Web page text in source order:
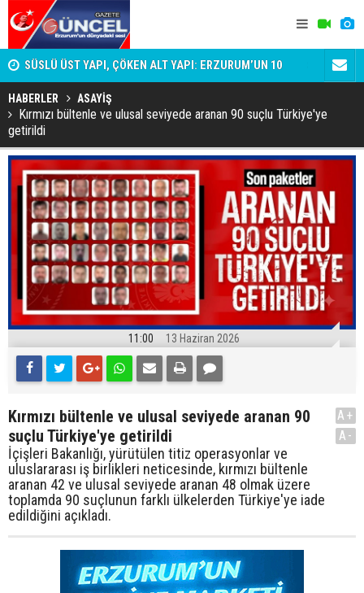
SÜSLÜ ÜST YAPI, ÇÖKEN ALT YAPI: ERZURUM’UN 10
DAKİKALIK GERÇEĞİ
Şehit
HABERLER ASAYİŞ
Kırmızı bültenle ve ulusal seviyede aranan 90 suçlu Türkiye'ye
getirildi
11:00 13 Haziran 2026
Kırmızı bültenle ve ulusal seviyede aranan 90
suçlu Türkiye'ye getirildi
İçişleri Bakanlığı, yürütülen titiz operasyonlar ve
uluslararası iş birlikleri neticesinde, kırmızı bültenle
aranan 42 ve ulusal seviyede aranan 48 olmak üzere
toplamda 90 suçlunun farklı ülkelerden Türkiye'ye iade
edildiğini açıkladı.
A+
A-